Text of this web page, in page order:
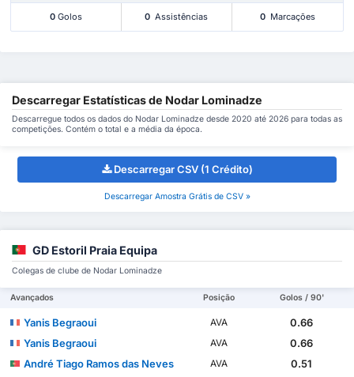
0Golos 0 Assistências 0 Marcações
Descarregar Estatísticas de Nodar Lominadze
Descarregue todos os dados do Nodar Lominadze desde 2020 até 2026 para todas as
competições. Contém o total e a média da época.
Descarregar CSV (1 Crédito)
Descarregar Amostra Grátis de CSV »
GD Estoril Praia Equipa
Colegas de clube de Nodar Lominadze
Avançados Posição Golos / 90'
Yanis Begraoui AVA
0.66
Yanis Begraoui
AVA
0.66
André Tiago Ramos das Neves
AVA
0.51